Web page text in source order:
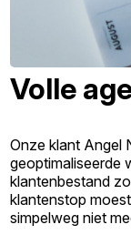
Volle
Onze klant Angel
geoptimaliseerde
klantenbestand
klantenstop
simpelweg niet